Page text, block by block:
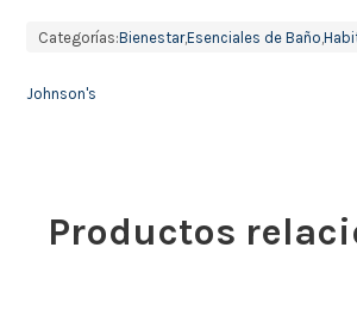
Categorías:Bienestar,Esenciales de Baño ,
Johnson's
Productos